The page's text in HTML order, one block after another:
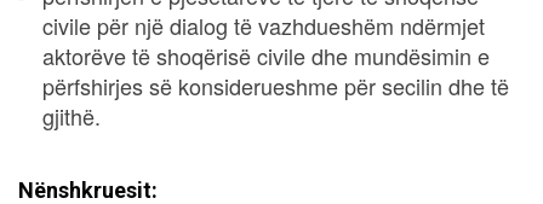
civile për një dialog të vazhdueshëm ndërmjet
aktorëve të shoqërisë civile dhe mundësimin e
përfshirjes së konsiderueshme për secilin dhe të
gjithë.
Nënshkruesit: